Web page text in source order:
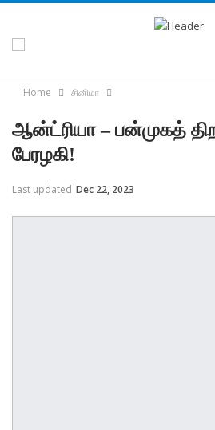
Home சினிமா
ஆன்ட்ரியா – பன்முகத்
பேரழகி!
Last updated Dec 22, 2023